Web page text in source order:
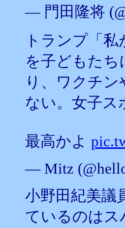
— 門田隆将
トランプ「
を子どもたち
り、ワクチ
ない。女子ス
最高かよ
— Mitz
小野田紀美議
ているのはス